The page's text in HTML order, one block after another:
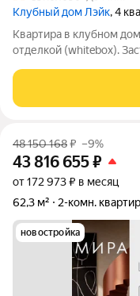
Клубный дом Лэйк, 4
Квартира в клубном
отделкой (whitebox).
ходьбы от станции
сады, кинотеатр,
48 150 168₽ –9%
43 816 655₽
от 172 973 ₽ в месяц
62,3 м²
2-комн.
новостройка